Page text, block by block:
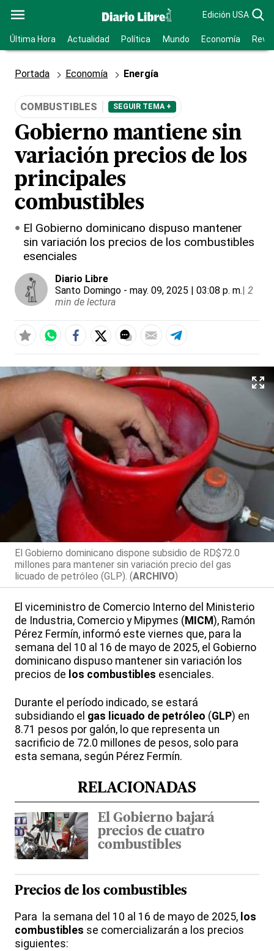
Edición USA
Última Hora Actualidad Política Mundo Economía
Portada Economía Energía
COMBUSTIBLES SEGUIR TEMA +
Gobierno mantiene sin
variación precios de los
principales
combustibles
El Gobierno dominicano dispuso mantener
sin variación los precios de los combustibles
esenciales
Diario Libre
Santo Domingo - may. 09, 2025 | 03:08 p. m.| 2
min de lectura
El Gobierno dominicano dispone subsidio de RD$72.0
millones para mantener sin variación precio del gas
licuado de petróleo (GLP). (ARCHIVO)
El viceministro de Comercio Interno del Ministerio
de Industria, Comercio y Mipymes ( MICM ), Ramón
Pérez Fermín, informó este viernes que, para la
semana del 10 al 16 de mayo de 2025, el Gobierno
dominicano dispuso mantener sin variación los
precios de los combustibles esenciales.
Durante el período indicado, se estará
subsidiando el gas licuado de petróleo (GLP) en
8.71 pesos por galón, lo que representa un
sacrificio de 72.0 millones de pesos, solo para
esta semana, según Pérez Fermín.
RELACIONADAS
El Gobierno bajará
precios de cuatro
combustibles
Precios de los combustibles
Para la semana del 10 al 16 de mayo de 2025, los
combustibles se comercializarán a los precios
siguientes: